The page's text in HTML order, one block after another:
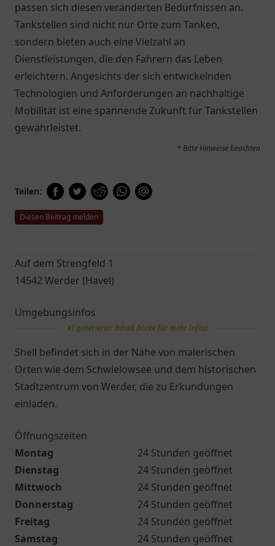
passen sich diesen veränderten Bedürfnissen an.
Tankstellen sind nicht nur Orte zum Tanken,
sondern bieten auch eine Vielzahl an
Dienstleistungen, die den Fahrern das Leben
erleichtern. Angesichts der sich entwickelnden
Technologien und Anforderungen an nachhaltige
Mobilität ist eine spannende Zukunft für Tankstellen
gewährleistet.
* Bitte Hinweise beachten
Teilen:
Diesen Beitrag melden
Auf dem Strengfeld 1
14542 Werder (Havel)
Umgebungsinfos
KI generierter Inhalt (klicke für mehr Infos)
Shell befindet sich in der Nähe von malerischen
Orten wie dem Schwielowsee und dem historischen
Stadtzentrum von Werder, die zu Erkundungen
einladen.
Öffnungszeiten
Montag
24 Stunden geöffnet
Dienstag
24 Stunden geöffnet
Mittwoch
24 Stunden geöffnet
Donnerstag
24 Stunden geöffnet
Freitag
24 Stunden geöffnet
Samstag
24 Stunden geöffnet